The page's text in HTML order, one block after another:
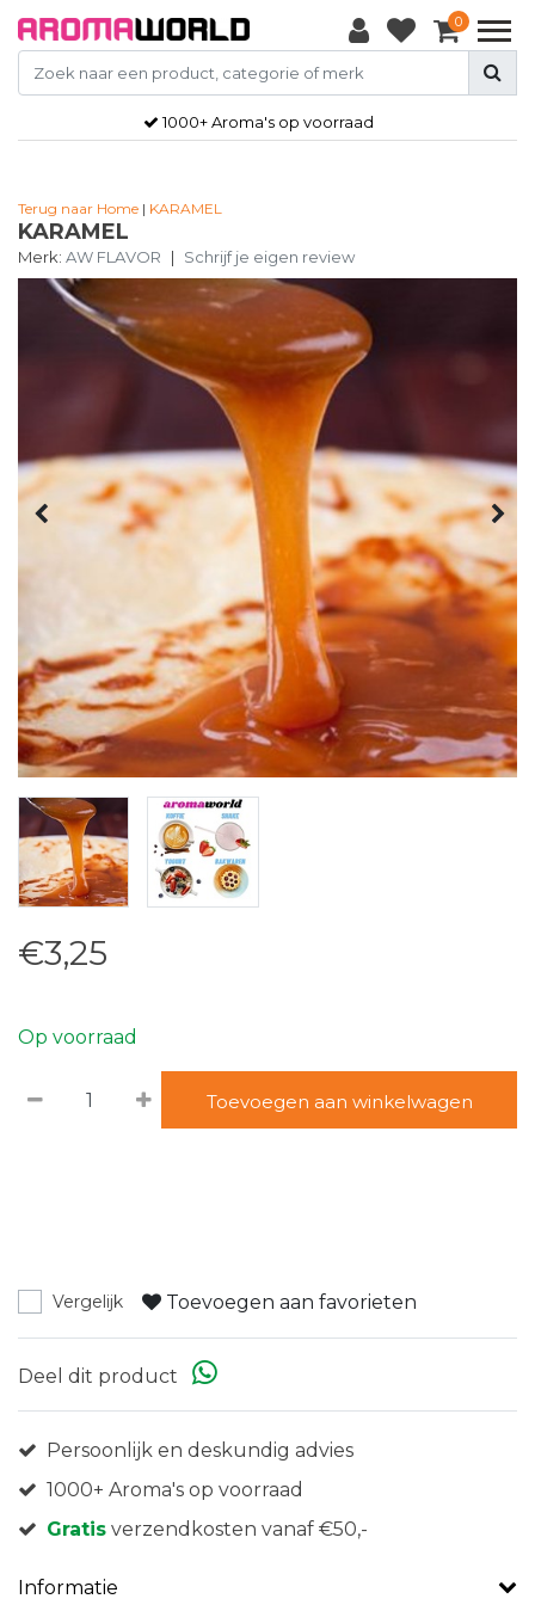
0
1000+ Aroma's op voorraad
Terug naar Home | KARAMEL
KARAMEL
Merk: AW FLAVOR | Schrijf je eigen review
€3,25
Op voorraad
Toevoegen aan winkelwagen
Vergelijk Toevoegen aan favorieten
Deel dit product
Persoonlijk en deskundig advies
1000+ Aroma's op voorraad
Gratis verzendkosten vanaf €50,-
Informatie